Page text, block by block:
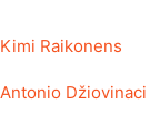
Kimi Raikonens
Antonio Džiovinaci